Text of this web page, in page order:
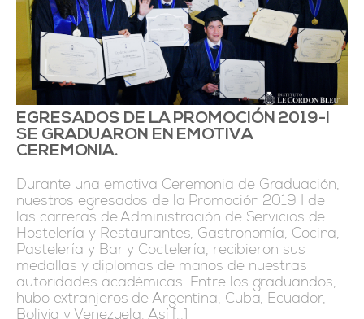
EGRESADOS DE LA PROMOCIÓN 2019-I
SE GRADUARON EN EMOTIVA
CEREMONIA.
Durante una emotiva Ceremonia de Graduación,
nuestros egresados de la Promoción 2019 I de
las carreras de Administración de Servicios de
Hostelería y Restaurantes, Gastronomía, Cocina,
Pastelería y Bar y Coctelería, recibieron sus
medallas y diplomas de manos de nuestras
autoridades académicas. Entre los graduandos,
hubo extranjeros de Argentina, Cuba, Ecuador,
Bolivia y Venezuela. Así […]